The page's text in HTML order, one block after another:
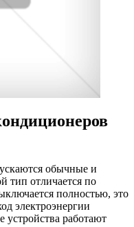
обычные и
тип отличается по
полностью, это
электроэнергии
устройства работают